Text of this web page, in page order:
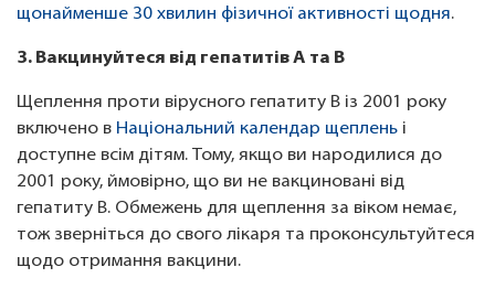
щонайменше 30 хвилин фізичної активності щодня.
3. Вакцинуйтеся від гепатитів A та B
Щеплення проти вірусного гепатиту B із 2001 року
включено в Національний календар щеплень і
доступне всім дітям. Тому, якщо ви народилися до
2001 року, ймовірно, що ви не вакциновані від
гепатиту B. Обмежень для щеплення за віком немає,
тож зверніться до свого лікаря та проконсультуйтеся
щодо отримання вакцини.